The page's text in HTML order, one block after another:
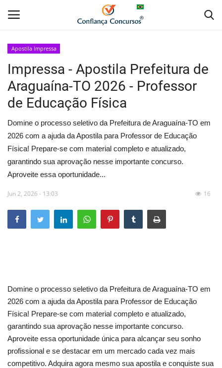
Home
Apostila Digital
Apostila Impressa
Cursos Online
Combo Apostilas
Apostila Impressa
Impressa - Apostila Prefeitura de
Araguaína-TO 2026 - Professor
de Educação Física
Domine o processo seletivo da Prefeitura de Araguaína-TO em
2026 com a ajuda da Apostila para Professor de Educação
Física! Prepare-se com material completo e atualizado,
garantindo sua aprovação nesse importante concurso.
Aproveite essa oportunidade...
Jun 2, 2026 - 13:03 16
Domine o processo seletivo da Prefeitura de Araguaína-TO em
2026 com a ajuda da Apostila para Professor de Educação
Física! Prepare-se com material completo e atualizado,
garantindo sua aprovação nesse importante concurso.
Aproveite essa oportunidade única para alcançar seu sonho
profissional e se destacar em um mercado cada vez mais
competitivo. Adquira agora mesmo sua apostila e conquiste sua